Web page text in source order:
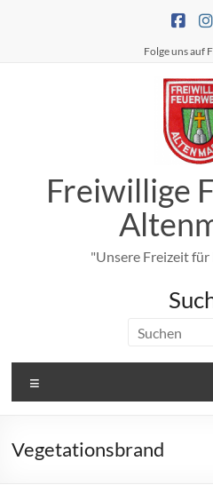
Folge uns auf
Freiwillige
"Unsere Freizeit
Vegetationsbrand